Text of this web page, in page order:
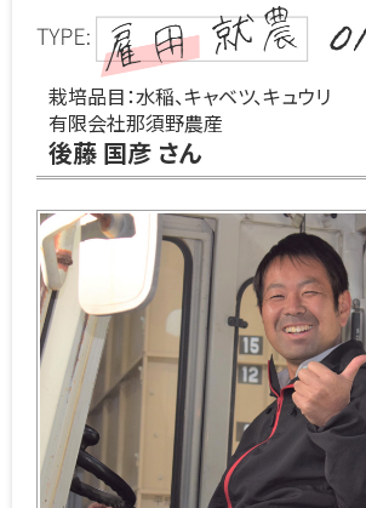
栽培品目：水稲、キャベツ、キュウリ
有限会社那須野農産
後藤 国彦 さん